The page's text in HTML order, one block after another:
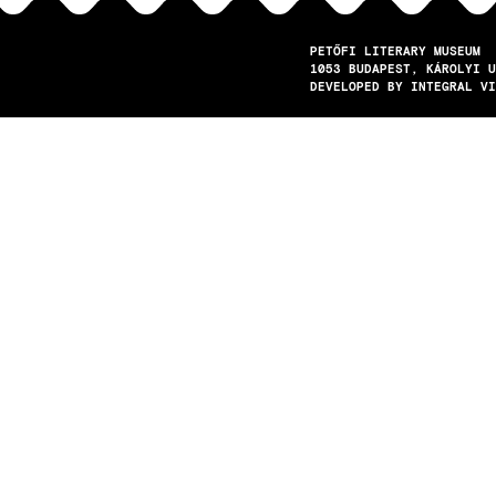
PETŐFI LITERARY MUSEUM
1053
BUDAPEST
KÁROLYI
DEVELOPED BY INTEGRAL